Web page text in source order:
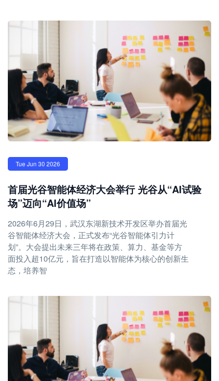
Tue Jun 30 2026
首届光谷智能体经济大会举行 光谷从“AI试验
场”迈向“AI价值场”
2026年6月29日，武汉东湖新技术开发区举办首届光
谷智能体经济大会，正式发布“光谷智能体引力计
划”。大会提出未来三年将在政策、算力、基金等方
面投入超10亿元，旨在打造以智能体为核心的创新生
态，培养智